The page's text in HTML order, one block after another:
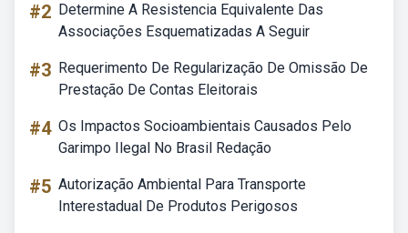
#2 Determine A Resistencia Equivalente Das
Associações Esquematizadas A Seguir
#3 Requerimento De Regularização De Omissão De
Prestação De Contas Eleitorais
#4 Os Impactos Socioambientais Causados Pelo
Garimpo Ilegal No Brasil Redação
#5 Autorização Ambiental Para Transporte
Interestadual De Produtos Perigosos